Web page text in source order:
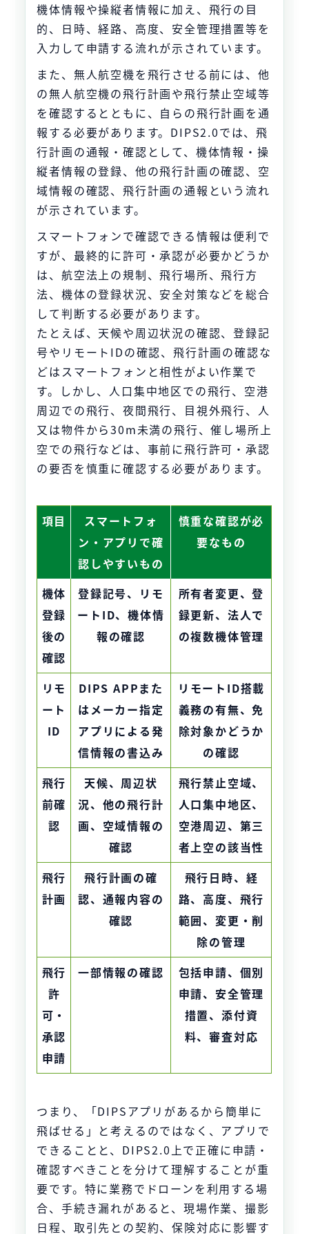
機体情報や操縦者情報に加え、飛行の目
的、日時、経路、高度、安全管理措置等を
入力して申請する流れが示されています。
また、無人航空機を飛行させる前には、他
の無人航空機の飛行計画や飛行禁止空域等
を確認するとともに、自らの飛行計画を通
報する必要があります。DIPS2.0では、飛
行計画の通報・確認として、機体情報・操
縦者情報の登録、他の飛行計画の確認、空
域情報の確認、飛行計画の通報という流れ
が示されています。
スマートフォンで確認できる情報は便利で
すが、最終的に許可・承認が必要かどうか
は、航空法上の規制、飛行場所、飛行方
法、機体の登録状況、安全対策などを総合
して判断する必要があります。
たとえば、天候や周辺状況の確認、登録記
号やリモートIDの確認、飛行計画の確認な
どはスマートフォンと相性がよい作業で
す。しかし、人口集中地区での飛行、空港
周辺での飛行、夜間飛行、目視外飛行、人
又は物件から30m未満の飛行、催し場所上
空での飛行などは、事前に飛行許可・承認
の要否を慎重に確認する必要があります。
項目
スマートフォ
ン・アプリで確
認しやすいもの
慎重な確認が必
要なもの
機体
登録
後の
確認
登録記号、リモ
ートID、機体情
報の確認
所有者変更、登
録更新、法人で
の複数機体管理
リモ
ート
ID
DIPS APPまた
はメーカー指定
アプリによる発
信情報の書込み
リモートID搭載
義務の有無、免
除対象かどうか
の確認
飛行
前確
認
天候、周辺状
況、他の飛行計
画、空域情報の
確認
飛行禁止空域、
人口集中地区、
空港周辺、第三
者上空の該当性
飛行
計画
飛行計画の確
認、通報内容の
確認
飛行日時、経
路、高度、飛行
範囲、変更・削
除の管理
飛行
許
可・
承認
申請
一部情報の確認
包括申請、個別
申請、安全管理
措置、添付資
料、審査対応
つまり、「DIPSアプリがあるから簡単に
飛ばせる」と考えるのではなく、アプリで
できることと、DIPS2.0上で正確に申請・
確認すべきことを分けて理解することが重
要です。特に業務でドローンを利用する場
合、手続き漏れがあると、現場作業、撮影
日程、取引先との契約、保険対応に影響す